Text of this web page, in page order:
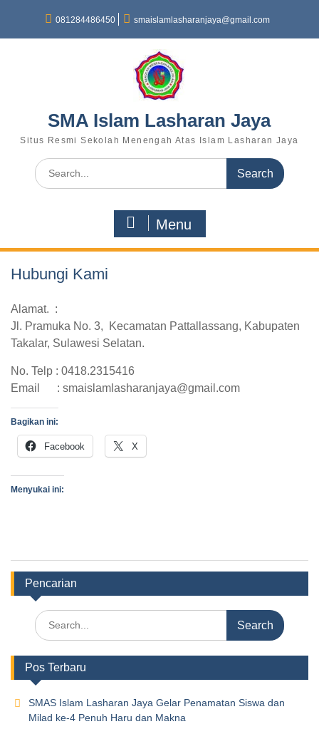
081284486450 smaislamlasharanjaya@gmail.com
SMA Islam Lasharan Jaya
Situs Resmi Sekolah Menengah Atas Islam Lasharan Jaya
Menu
Hubungi Kami
Alamat. :
Jl. Pramuka No. 3, Kecamatan Pattallassang, Kabupaten
Takalar, Sulawesi Selatan.
No. Telp : 0418.2315416
Email : smaislamlasharanjaya@gmail.com
Bagikan ini:
Facebook X
Menyukai ini:
Pencarian
Pos Terbaru
SMAS Islam Lasharan Jaya Gelar Penamatan Siswa dan
Milad ke-4 Penuh Haru dan Makna